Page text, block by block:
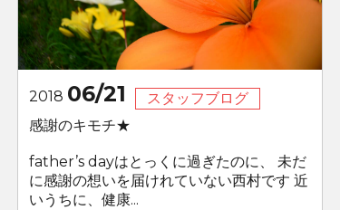
2018 06/21
スタッフブログ
感謝のキモチ★
father’s dayはとっくに過ぎたのに、 未だ
に感謝の想いを届けれていない西村です 近
いうちに、健康...